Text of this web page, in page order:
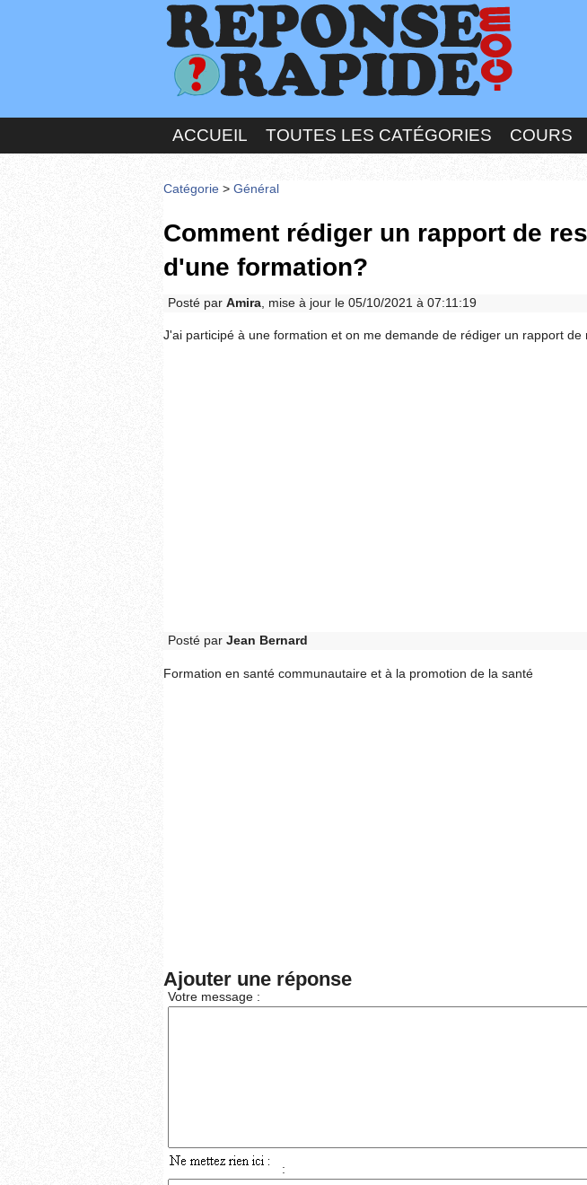
ACCUEIL TOUTES LES CATÉGORIES COURS
Catégorie > Général
Comment rédiger un rapport de
d'une formation?
Posté par Amira , mise à jour le 05/10/2021 à 07:11:19
J'ai participé à une formation et on me demande de rédiger un rapport de
Posté par Jean Bernard
Formation en santé communautaire et à la promotion de la santé
Ajouter une réponse
Votre message :
: